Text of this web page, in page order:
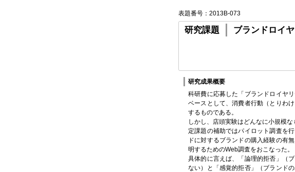
表題番号：2013B-073
研究課題 ブランドロイ
研究成果概要
科研費に応募した「ブランドロイヤ
ベースとして、消費者行動（とりわ
するものである。
しかし、店頭実験はどんなに小規模
定課題の補助ではパイロット調査を
ドに対するブランドの購入経験の有
明するためのWeb調査をおこなった。
具体的に言えば、「論理的拒否」（
ない）と「感覚的拒否」（ブランド